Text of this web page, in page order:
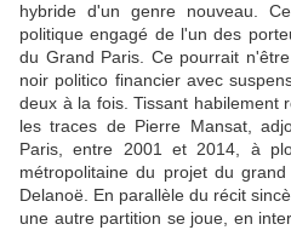
hybride d'un genre nouveau.
politique engagé de l'un des
du Grand Paris. Ce pourrait
noir politico financier avec
deux à la fois. Tissant habilement
les traces de Pierre Mansat,
Paris, entre 2001 et 2014, à
métropolitaine du projet du
Delanoë. En parallèle du récit
une autre partition se joue, en